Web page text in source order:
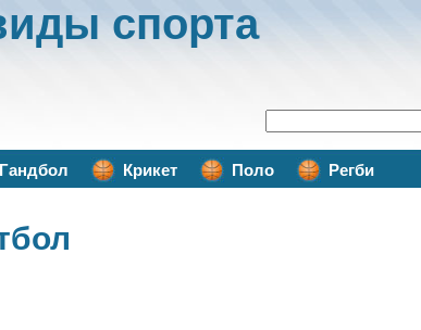
спорта
Гандбол Крикет Поло Регби